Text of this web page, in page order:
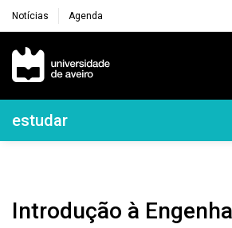
Notícias Agenda
Navegação Principal
Navegação Lateral
estudar
Introdução à Engenharia